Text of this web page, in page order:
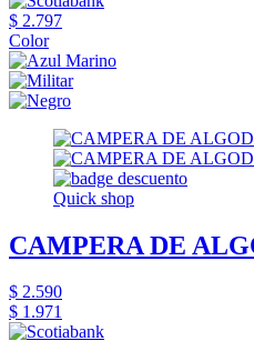
$ 2.797
Color
Quick shop
CAMPERA DE
$ 2.590
$ 1.971